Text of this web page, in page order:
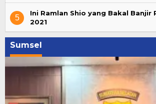
5
Ini Ramlan Shio yang Bakal Banjir
2021
Sumsel